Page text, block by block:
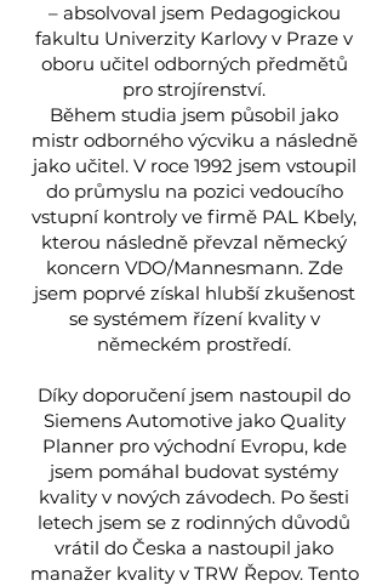
– absolvoval jsem Pedagogickou
fakultu Univerzity Karlovy v Praze v
oboru učitel odborných předmětů
pro strojírenství.
Během studia jsem působil jako
mistr odborného výcviku a následně
jako učitel. V roce 1992 jsem vstoupil
do průmyslu na pozici vedoucího
vstupní kontroly ve firmě PAL Kbely,
kterou následně převzal německý
koncern VDO/Mannesmann. Zde
jsem poprvé získal hlubší zkušenost
se systémem řízení kvality v
německém prostředí.
Díky doporučení jsem nastoupil do
Siemens Automotive jako Quality
Planner pro východní Evropu, kde
jsem pomáhal budovat systémy
kvality v nových závodech. Po šesti
letech jsem se z rodinných důvodů
vrátil do Česka a nastoupil jako
manažer kvality v TRW Řepov. Tento